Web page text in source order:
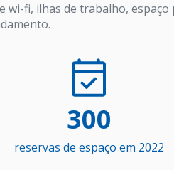
wi-fi, ilhas de trabalho,
300
reservas de espaço em 2022